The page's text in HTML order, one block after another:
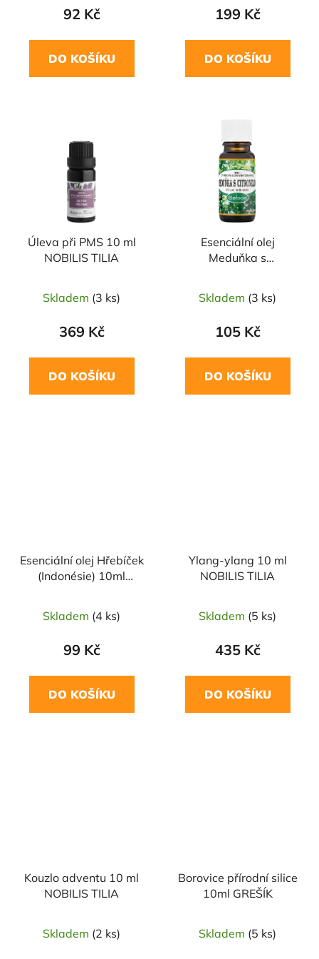
92 Kč
DO KOŠÍKU
199 Kč
DO KOŠÍKU
Úleva při PMS 10 ml
NOBILIS TILIA
Skladem (3 ks)
369 Kč
DO KOŠÍKU
Esenciální olej
Meduňka s
Skladem (3 ks)
105 Kč
DO KOŠÍKU
Esenciální olej Hřebíček
(Indonésie) 10ml
Skladem (4 ks)
99 Kč
DO KOŠÍKU
Ylang-ylang 10 ml
NOBILIS TILIA
Skladem (5 ks)
435 Kč
DO KOŠÍKU
Kouzlo adventu 10 ml
NOBILIS TILIA
Skladem (2 ks)
Borovice přírodní silice
10ml GREŠÍK
Skladem (5 ks)